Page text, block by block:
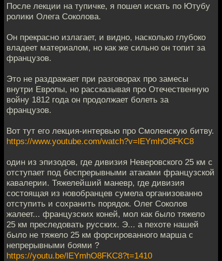
После лекции на тупичке, я пошел искать по Ютубу
ролики Олега Соколова.
Он прекрасно излагает, и видно, насколько глубоко
владеет материалом, но как же сильно он топит за
французов.
Это не раздражает при разговорах про замесы
внутри Европы, но рассказывая про Отечественную
войну 1812 года он продолжает болеть за
французов.
Вот тут его лекция-интервью про Смоленскую битву.
https://www.youtube.com/watch?v=lEYmhO8FKC8
один из эпизодов, где дивизия Неверовского 25 км с
отступает под беспрерывными атаками французской
кавалерии. Тяжелейший маневр, где дивизия
состоящая из новобранцев сумела организованно
отступить и сохранить порядок. Олег Соколов
жалеет... французских коней, мол как было тяжело
25 км преследовать русских. Э... а пехоте нашей
было не тяжело 25 км форсированного марша с
непрерывными боями ?
https://youtu.be/lEYmhO8FKC8?t=1410